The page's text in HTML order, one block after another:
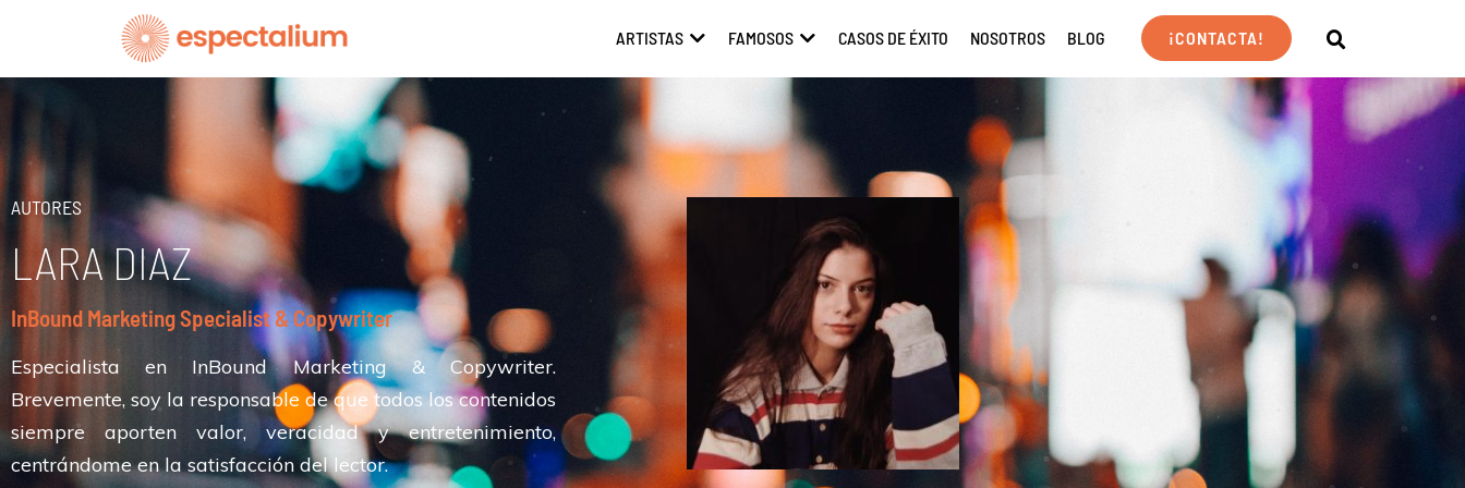
contenido
ARTISTAS ABRIR ARTISTAS
FAMOSOS ABRIR FAMOSOS
CASOS DE ÉXITO NOSOTROS BLOG ¡CONTACTA!
AUTORES
LARA DIAZ
InBound Marketing Specialist & Copywriter
Especialista en InBound Marketing & Copywriter.
Brevemente, soy la responsable de que todos los contenidos
siempre aporten valor, veracidad y entretenimiento,
centrándome en la satisfacción del lector.